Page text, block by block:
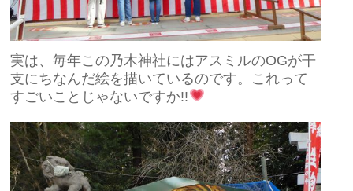
実は、毎年この乃木神社にはアスミルのOGが干
支にちなんだ絵を描いているのです。これって
すごいことじゃないですか!!